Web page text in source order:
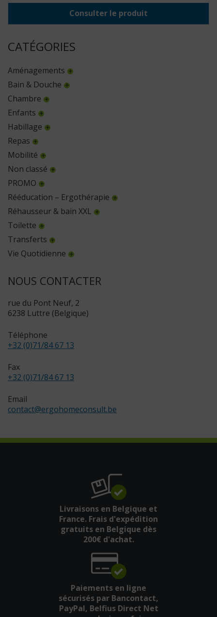
CATÉGORIES
Aménagements
Bain & Douche
Chambre
Enfants
Habillage
Repas
Mobilité
Non classé
PROMO
Rééducation – Ergothérapie
Réhausseur & bain XXL
Toilette
Transferts
Vie Quotidienne
NOUS CONTACTER
rue du Pont Neuf, 2
6238 Luttre (Belgique)
Téléphone
+32 (0)71/84 67 13
Fax
+32 (0)71/84 67 13
Email
contact@ergohomeconsult.be
Consulter le produit
Livraisons en Belgique et
France. Frais d'expédition
gratuits en Belgique dès
200€ d'achat.
Paiements en ligne
sécurisés par Bancontact,
PayPal, Belfius Direct Net